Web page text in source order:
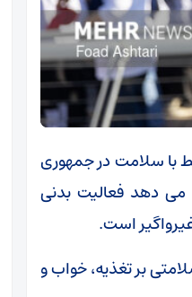
با سلامت در جمهوری
دهد فعالیت بدنی
است.
بر تغذیه، خواب و